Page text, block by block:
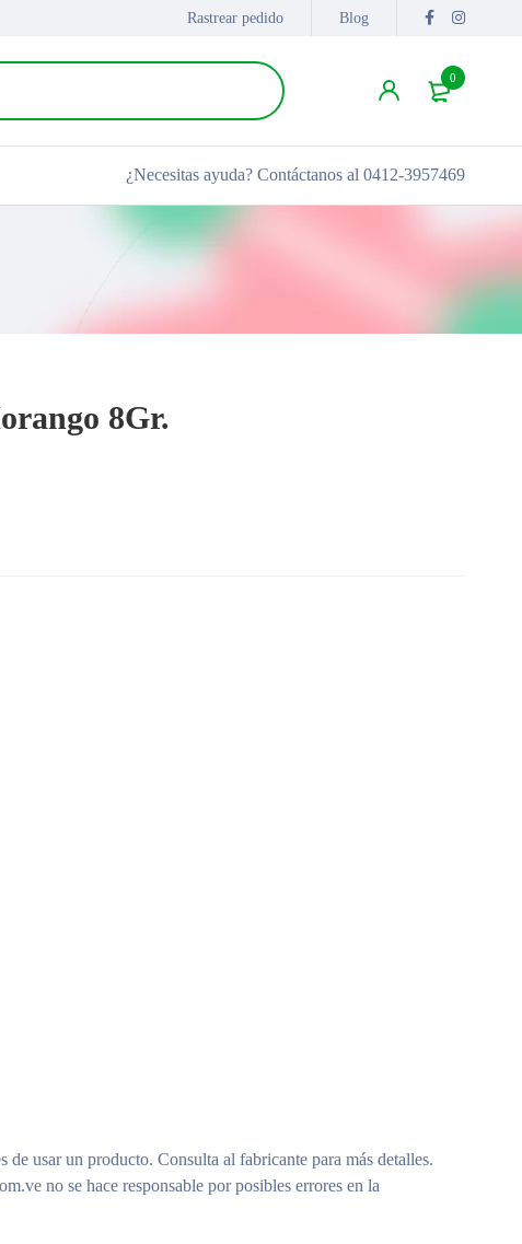
Rastrear pedido Blog
0
¿Necesitas ayuda? Contáctanos al 0412-3957469
8Gr.
de usar un producto. Consulta al fabricante para más detalles.
no se hace responsable por posibles errores en la